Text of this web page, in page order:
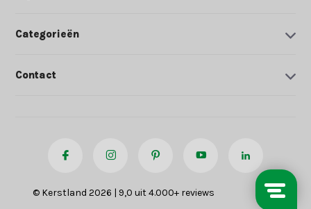
Categorieën
Contact
© Kerstland 2026 | 9,0 uit 4.000+ reviews